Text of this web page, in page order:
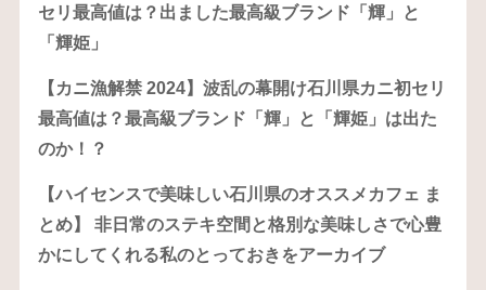
セリ最高値は？出ました最高級ブランド「輝」と
「輝姫」
【カニ漁解禁 2024】波乱の幕開け石川県カニ初セリ
最高値は？最高級ブランド「輝」と「輝姫」は出た
のか！？
【ハイセンスで美味しい石川県のオススメカフェ ま
とめ】 非日常のステキ空間と格別な美味しさで心豊
かにしてくれる私のとっておきをアーカイブ